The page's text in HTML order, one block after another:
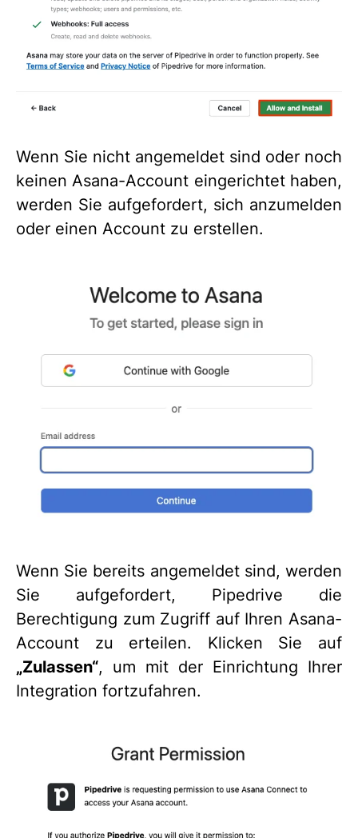
Wenn Sie nicht angemeldet sind oder noch
keinen Asana-Account eingerichtet haben,
werden Sie aufgefordert, sich anzumelden
oder einen Account zu erstellen.
Wenn Sie bereits angemeldet sind, werden
Sie aufgefordert, Pipedrive die
Berechtigung zum Zugriff auf Ihren Asana-
Account zu erteilen. Klicken Sie auf
„Zulassen“, um mit der Einrichtung Ihrer
Integration fortzufahren.